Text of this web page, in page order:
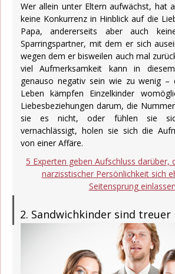
Wer allein unter Eltern aufwächst, hat
keine Konkurrenz in Hinblick auf die
Papa, andererseits aber auch
Sparringspartner, mit dem er sich
wegen dem er bisweilen auch mal
viel Aufmerksamkeit kann in
genauso negativ sein wie zu wenig –
Leben kämpfen Einzelkinder
Liebesbeziehungen darum, die
sie es nicht, oder fühlen sie
vernachlässigt, holen sie sich die
von einer Affäre.
5 Experten geben Aufschluss darüber,
narzisstischer Persönlichkeit sich
Seitensprung einlassen
2. Sandwichkinder sind treuer